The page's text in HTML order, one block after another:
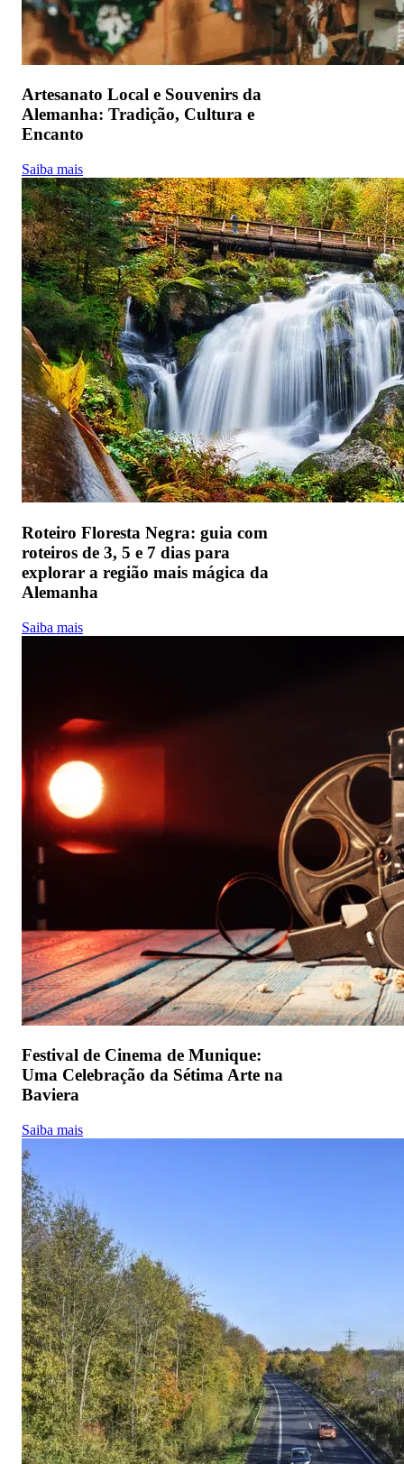
Artesanato Local e Souvenirs da
Alemanha: Tradição, Cultura e
Encanto
Saiba mais
Roteiro Floresta Negra: guia com
roteiros de 3, 5 e 7 dias para
explorar a região mais mágica da
Alemanha
Saiba mais
Festival de Cinema de Munique:
Uma Celebração da Sétima Arte na
Baviera
Saiba mais